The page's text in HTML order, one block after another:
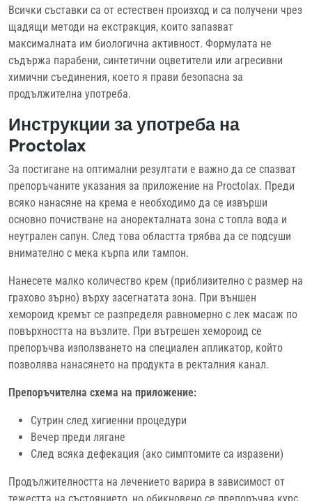
Всички съставки са от естествен произход и са получени чрез
щадящи методи на екстракция, които запазват
максималната им биологична активност. Формулата не
съдържа парабени, синтетични оцветители или агресивни
химични съединения, което я прави безопасна за
продължителна употреба.
Инструкции за употреба на
Proctolax
За постигане на оптимални резултати е важно да се спазват
препоръчаните указания за приложение на Proctolax. Преди
всяко нанасяне на крема е необходимо да се извърши
основно почистване на аноректалната зона с топла вода и
неутрален сапун. След това областта трябва да се подсуши
внимателно с мека кърпа или тампон.
Нанесете малко количество крем (приблизително с размер на
грахово зърно) върху засегнатата зона. При външен
хемороид кремът се разпределя равномерно с лек масаж по
повърхността на възлите. При вътрешен хемороид се
препоръчва използването на специален апликатор, който
позволява нанасянето на продукта в ректалния канал.
Препоръчителна схема на приложение:
Сутрин след хигиенни процедури
Вечер преди лягане
След всяка дефекация (ако симптомите са изразени)
Продължителността на лечението варира в зависимост от